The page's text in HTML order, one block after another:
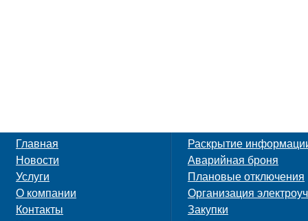
Главная
Новости
Услуги
О компании
Контакты
Раскрытие
Аварийная броня
Плановые отключения
Организация
Закупки